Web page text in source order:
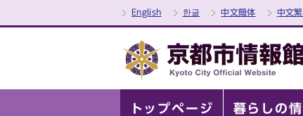
English 한글 中文簡体 中文
トップページ 暮らしの